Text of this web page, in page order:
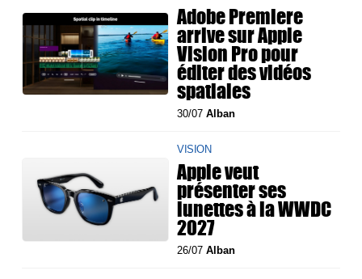
Adobe Premiere
arrive sur Apple
Vision Pro pour
éditer des vidéos
spatiales
30/07Alban
VISION
Apple veut
présenter ses
lunettes à la WWDC
2027
26/07Alban